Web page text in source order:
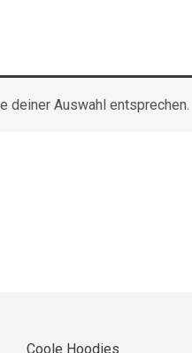
deiner Auswahl entsprechen.
Coole Hoodies